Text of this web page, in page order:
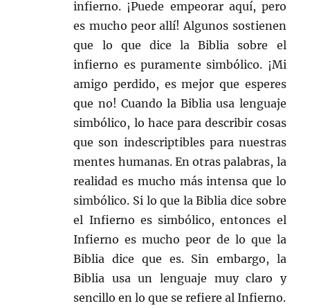
infierno. ¡Puede empeorar aquí, pero
es mucho peor allí! Algunos sostienen
que lo que dice la Biblia sobre el
infierno es puramente simbólico. ¡Mi
amigo perdido, es mejor que esperes
que no! Cuando la Biblia usa lenguaje
simbólico, lo hace para describir cosas
que son indescriptibles para nuestras
mentes humanas. En otras palabras, la
realidad es mucho más intensa que lo
simbólico. Si lo que la Biblia dice sobre
el Infierno es simbólico, entonces el
Infierno es mucho peor de lo que la
Biblia dice que es. Sin embargo, la
Biblia usa un lenguaje muy claro y
sencillo en lo que se refiere al Infierno.